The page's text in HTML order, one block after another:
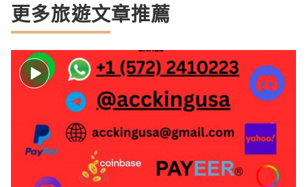
更多旅遊文章推薦